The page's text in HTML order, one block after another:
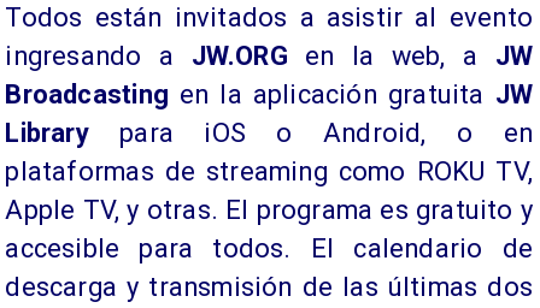
Todos están invitados a asistir al evento
ingresando a JW.ORG en la web, a JW
Broadcasting en la aplicación gratuita JW
Librarypara iOS o Android, o en
plataformas de streaming como ROKU TV,
Apple TV, y otras. El programa es gratuito y
accesible para todos. El calendario de
descarga y transmisión de las últimas dos